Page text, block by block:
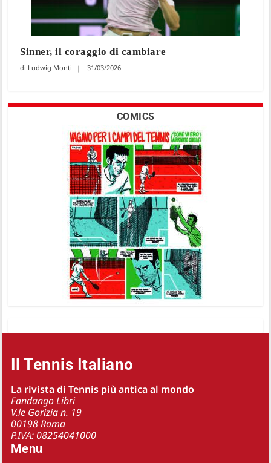
Sinner, il coraggio di cambiare
Ludwig Monti 31/03/2026
COMICS
Il Tennis Italiano
La rivista di Tennis più antica al mondo
Fandango Libri
V.le Gorizia n. 19
00198 Roma
P.IVA: 08254041000
Menu